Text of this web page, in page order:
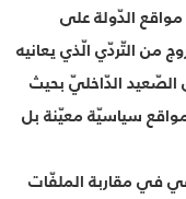
مواقع الدّولة على
من التّردّي الّذي يعانيه
الصّعيد الدّاخليّ بحيث
سياسيّة معيّنة بل
في مقاربة الملفّات